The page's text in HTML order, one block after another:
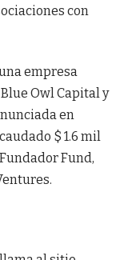
con
empresa
Owl Capital y
en
$ 1.6 mil
Fund,